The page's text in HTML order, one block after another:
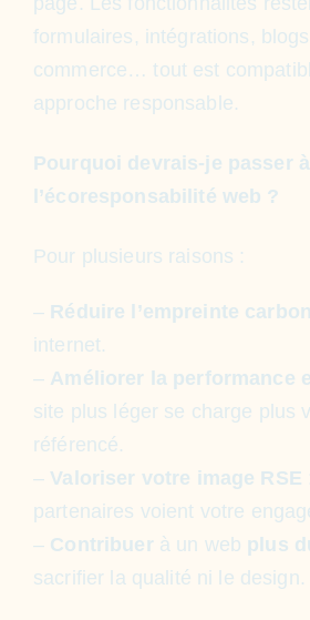
formulaires, intégrations,
commerce… tout est
approche responsable.
Pourquoi devrais-je passer à
l’écoresponsabilité web ?
Pour plusieurs raisons :
– Réduire l’empreinte
internet.
– Améliorer la performance
site plus léger se charge plus
référencé.
– Valoriser votre image RSE
partenaires voient votre
– Contribuer à un web plus
sacrifier la qualité ni le design.